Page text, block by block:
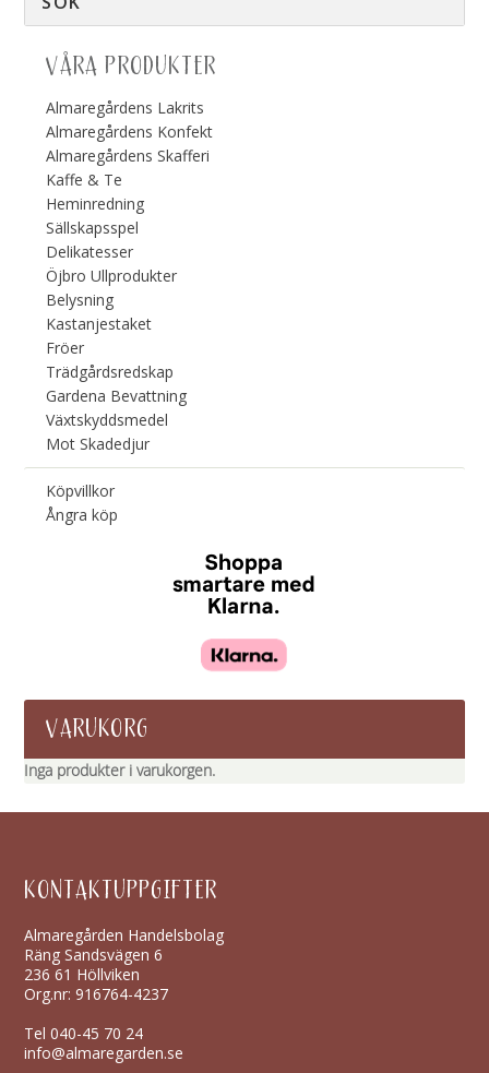
VÅRA PRODUKTER
Almaregårdens Lakrits
Almaregårdens Konfekt
Almaregårdens Skafferi
Kaffe & Te
Heminredning
Sällskapsspel
Delikatesser
Öjbro Ullprodukter
Belysning
Kastanjestaket
Fröer
Trädgårdsredskap
Gardena Bevattning
Växtskyddsmedel
Mot Skadedjur
Köpvillkor
Ångra köp
VARUKORG
Inga produkter i varukorgen.
KONTAKTUPPGIFTER
Almaregården Handelsbolag
Räng Sandsvägen 6
236 61 Höllviken
Org.nr: 916764-4237
Tel040-45 70 24
info@almaregarden.se